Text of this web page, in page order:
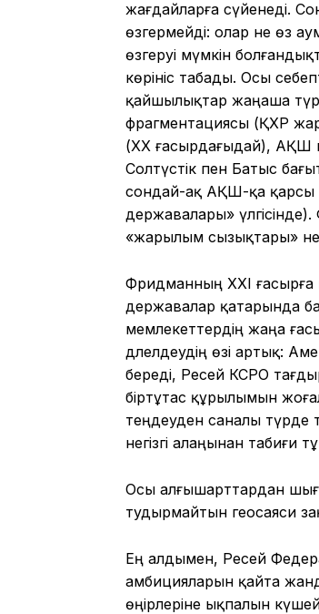
жағдайларға сүйенеді.
өзгермейді: олар не өз
өзгеруі мүмкін
көрініс табады. Осы
қайшылықтар жаңаша
фрагментациясы (ҚХР
(XX ғасырдағыдай), АҚШ
Солтүстік пен Батыс
сондай-ақ АҚШ-қа қарсы
державалары»
«жарылым сызықтары»
Фридманның XXI ғасырға
державалар қатарында
мемлекеттердің жаңа
дәлелдеудің өзі артық:
береді, Ресей КСРО
біртұтас құрылымын
теңдеуден саналы түрде
негізгі алаңынан табиғи
Осы алғышарттардан
тудырмайтын геосаяси
Ең алдымен, Ресей
амбицияларын қайта
өңірлеріне ықпалын